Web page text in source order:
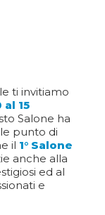
ti invitiamo
15
Salone ha
punto di
il 1° Salone
anche alla
ed al
e